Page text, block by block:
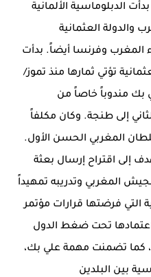
الدبلوماسية الألمانية
والدولة العثمانية
المغرب وفرنسا أيضاً. بدأت
تؤتي ثمارها منذ تموز/
حضر علي بك مندوباً خاصاً من
إلى طنجة. وكان مكلفاً
المغربي الحسن الأول.
إلى اقتراح إرسال بعثة
المغربي وتدريبه تمهيداً
التي فرضتها قرارات مؤتمر
تحت ضغط الدول
كما تضمنت مهمة علي بك،
بين البلدين